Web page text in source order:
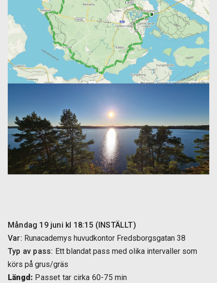
Måndag 19 juni kl 18:15 (INSTÄLLT)
Var: Runacademys huvudkontor Fredsborgsgatan 38
Typ av pass: Ett blandat pass med olika intervaller som
körs på grus/gräs
Längd: Passet tar cirka 60-75 min